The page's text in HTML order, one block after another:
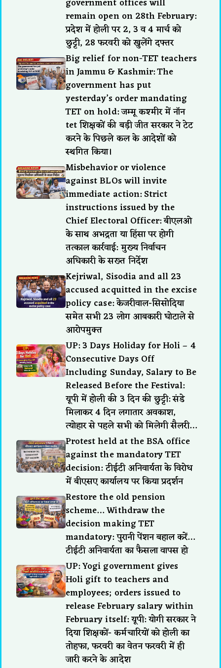
remain open on 28th February:
प्रदेश में होली पर 2, 3 व 4 मार्च को
छुट्टी, 28 फरवरी को खुलेंगे दफ्तर
Big relief for non-TET teachers
in Jammu & Kashmir: The
government has put
yesterday’s order mandating
TET on hold: जम्मू कश्मीर में नॉन
tet शिक्षकों की बड़ी जीत सरकार ने टेट
करने के पिछले कल के आदेशों को
स्थगित किया।
Misbehavior or violence
against BLOs will invite
immediate action: Strict
instructions issued by the
Chief Electoral Officer: बीएलओ
के साथ अभद्रता या हिंसा पर होगी
तत्काल कार्रवाई: मुख्य निर्वाचन
अधिकारी के सख्त निर्देश
Kejriwal, Sisodia and all 23
accused acquitted in the excise
policy case: केजरीवाल-सिसोदिया
समेत सभी 23 लोग आबकारी घोटाले से
आरोपमुक्त
UP: 3 Days Holiday for Holi – 4
Consecutive Days Off
Including Sunday, Salary to Be
Released Before the Festival:
यूपी में होली की 3 दिन की छुट्टी: संडे
मिलाकर 4 दिन लगातार अवकाश,
त्योहार से पहले सभी को मिलेगी सैलरी…
Protest held at the BSA office
against the mandatory TET
decision: टीईटी अनिवार्यता के विरोध
में बीएसए कार्यालय पर किया प्रदर्शन
Restore the old pension
scheme… Withdraw the
decision making TET
mandatory: पुरानी पेंशन बहाल करें…
टीईटी अनिवार्यता का फैसला वापस हो
UP: Yogi government gives
Holi gift to teachers and
employees; orders issued to
release February salary within
February itself: यूपी: योगी सरकार ने
दिया शिक्षकों- कर्मचारियों को होली का
तोहफा, फरवरी का वेतन फरवरी में ही
जारी करने के आदेश